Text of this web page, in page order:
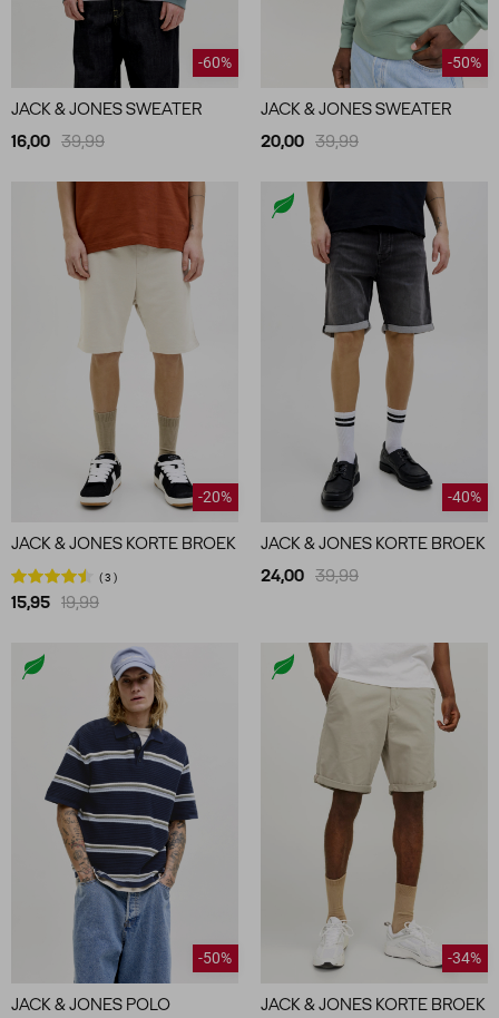
-60%
JACK & JONES SWEATER
16,00 39,99
-50%
JACK & JONES SWEATER
20,00 39,99
-20%
JACK & JONES KORTE BROEK
3
15,95 19,99
-40%
JACK & JONES KORTE BROEK
24,00 39,99
-50%
JACK & JONES POLO
-34%
JACK & JONES KORTE BROEK